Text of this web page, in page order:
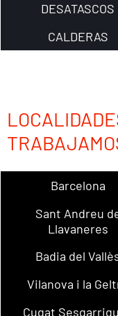
DESATASCOS
CALDERAS
Barcelona
Sant Andreu
Llavaneres
Badia del
Vilanova i la
Cugat